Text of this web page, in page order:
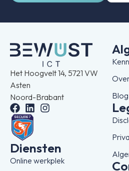
Het Hoogvelt 14, 5721 VW
Asten
Noord-Brabant
Diensten
Online werkplek
Blog